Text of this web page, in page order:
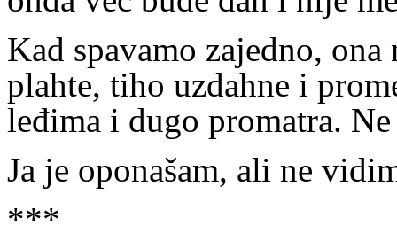
Kad spavamo zajedno,
plahte, tiho uzdahne i
leđima i dugo promatra.
Ja je oponašam, ali ne
***